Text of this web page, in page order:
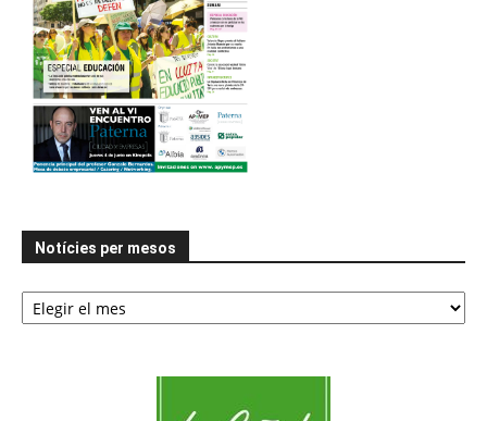
Notícies per mesos
Notícies
per